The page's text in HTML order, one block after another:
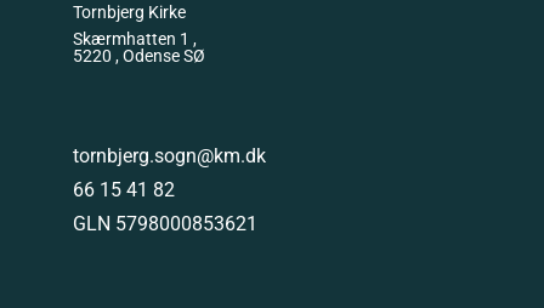
Tornbjerg Kirke
Skærmhatten 1 ,
5220 , Odense SØ
tornbjerg.sogn@km.dk
66 15 41 82
GLN 5798000853621